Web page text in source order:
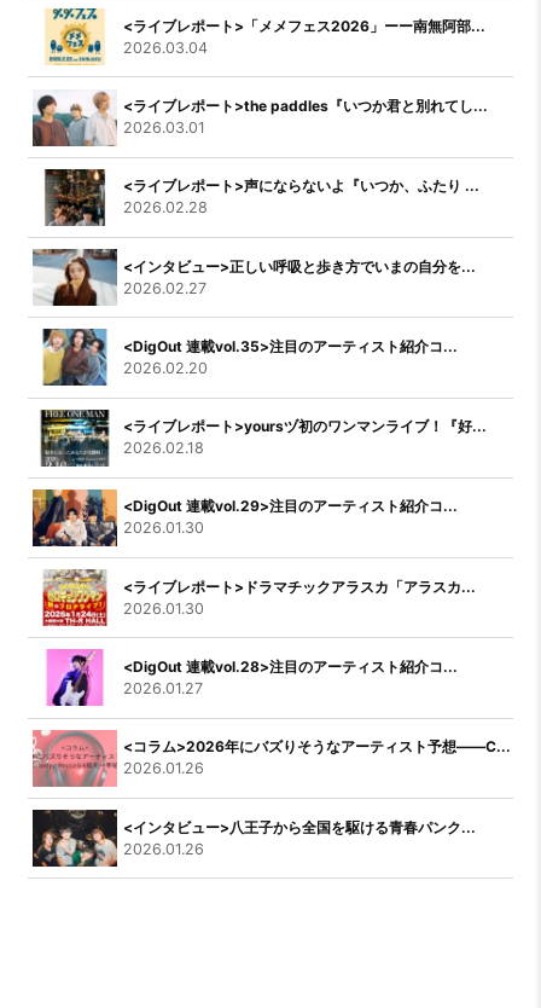
<ライブレポート>「メメフェス2026」ーー南無阿部...
2026.03.04
<ライブレポート>the paddles『いつか君と別れてし...
2026.03.01
<ライブレポート>声にならないよ『いつか、ふたり ...
2026.02.28
<インタビュー>正しい呼吸と歩き方でいまの自分を...
2026.02.27
<DigOut 連載vol.35>注目のアーティスト紹介コ...
2026.02.20
<ライブレポート>yoursヅ初のワンマンライブ！『好...
2026.02.18
<DigOut 連載vol.29>注目のアーティスト紹介コ...
2026.01.30
<ライブレポート>ドラマチックアラスカ「アラスカ...
2026.01.30
<DigOut 連載vol.28>注目のアーティスト紹介コ...
2026.01.27
<コラム>2026年にバズりそうなアーティスト予想――C...
2026.01.26
<インタビュー>八王子から全国を駆ける青春パンク...
2026.01.26